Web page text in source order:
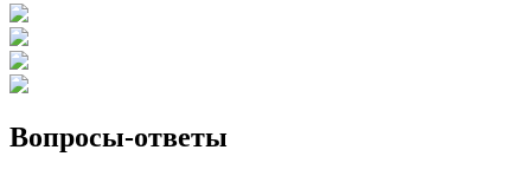
Вопросы-ответы